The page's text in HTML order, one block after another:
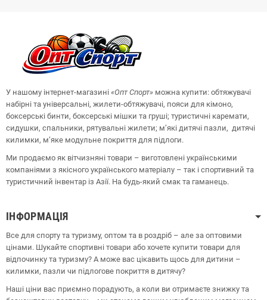
У нашому інтернет-магазині «ОптСпорт» можна купити: обтяжувачі
набірні та універсальні, жилети-обтяжувачі, пояси для кімоно,
боксерські бинти, боксерські мішки та груші; туристичні каремати,
сидушки, спальники, рятувальні жилети; м’які дитячі пазли, дитячі
килимки, м’яке модульне покриття для підлоги.
Ми продаємо як вітчизняні товари – виготовлені українськими
компаніями з якісного українського матеріалу – так і спортивний та
туристичний інвентар із Азії. На будь-який смак та гаманець.
ІНФОРМАЦІЯ
Все для спорту та туризму, оптом та в роздріб – але за оптовими
цінами. Шукайте спортивні товари або хочете купити товари для
відпочинку та туризму? А може вас цікавить щось для дитини –
килимки, пазли чи підлогове покриття в дитячу?
Наші ціни вас приємно порадують, а коли ви отримаєте знижку та